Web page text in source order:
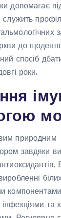
допомагає
до
спосіб
роки.
природним
завдяки
та